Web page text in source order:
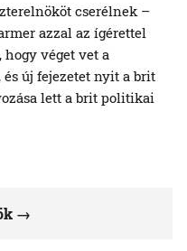
cserélnek –
azzal az ígérettel
hogy véget vet a
új fejezetet nyit a brit
lett a brit politikai